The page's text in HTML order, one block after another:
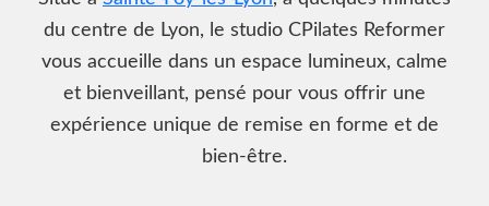
du centre de Lyon, le studio CPilates Reformer
vous accueille dans un espace lumineux, calme
et bienveillant, pensé pour vous offrir une
expérience unique de remise en forme et de
bien-être.